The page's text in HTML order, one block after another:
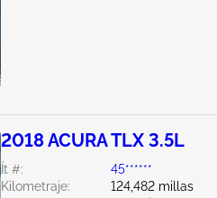
2018 ACURA TLX 3.5L
Ít #:
45******
Kilometraje:
124,482 millas